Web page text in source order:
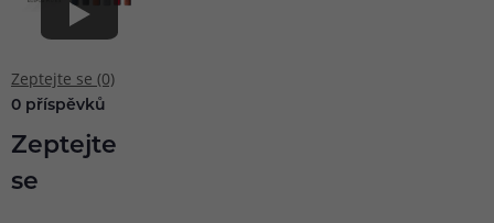
Zeptejte se (0)
0 příspěvků
Zeptejte
se